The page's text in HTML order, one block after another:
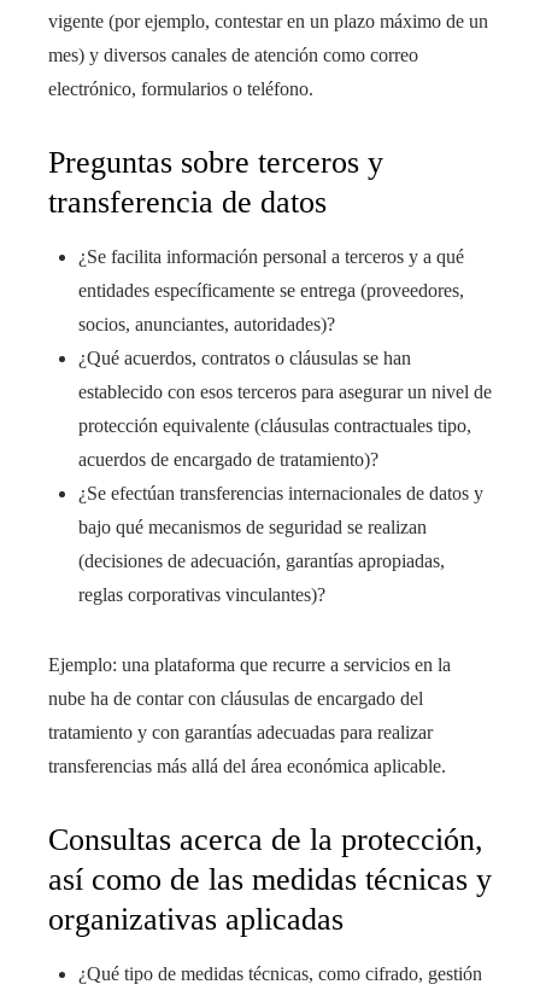
vigente (por ejemplo, contestar en un plazo máximo de un
mes) y diversos canales de atención como correo
electrónico, formularios o teléfono.
Preguntas sobre terceros y
transferencia de datos
¿Se facilita información personal a terceros y a qué
entidades específicamente se entrega (proveedores,
socios, anunciantes, autoridades)?
¿Qué acuerdos, contratos o cláusulas se han
establecido con esos terceros para asegurar un nivel de
protección equivalente (cláusulas contractuales tipo,
acuerdos de encargado de tratamiento)?
¿Se efectúan transferencias internacionales de datos y
bajo qué mecanismos de seguridad se realizan
(decisiones de adecuación, garantías apropiadas,
reglas corporativas vinculantes)?
Ejemplo: una plataforma que recurre a servicios en la
nube ha de contar con cláusulas de encargado del
tratamiento y con garantías adecuadas para realizar
transferencias más allá del área económica aplicable.
Consultas acerca de la protección,
así como de las medidas técnicas y
organizativas aplicadas
¿Qué tipo de medidas técnicas, como cifrado, gestión